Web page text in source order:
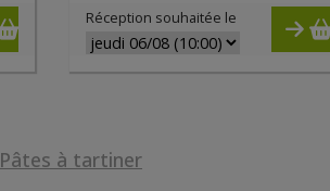
Réception souhaitée le
Pâtes à tartiner